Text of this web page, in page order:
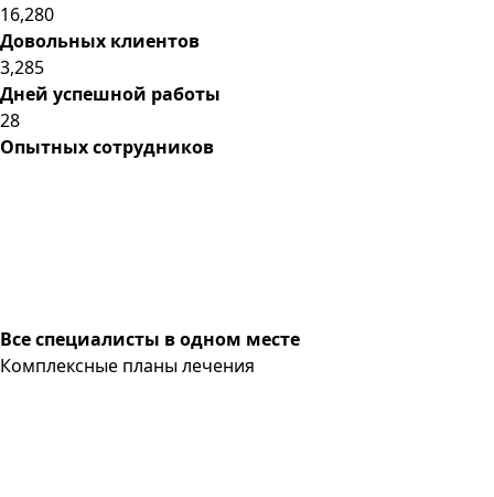
16,280
Довольных клиентов
3,285
Дней успешной работы
28
Опытных сотрудников
Все специалисты в одном месте
Комплексные планы лечения